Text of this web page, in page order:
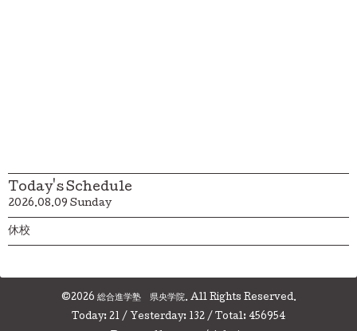
Today's Schedule
2026.08.09 Sunday
休校
©2026 総合進学塾 県央学院. All Rights Reserved.
Today: 21 / Yesterday: 132 / Total: 456954